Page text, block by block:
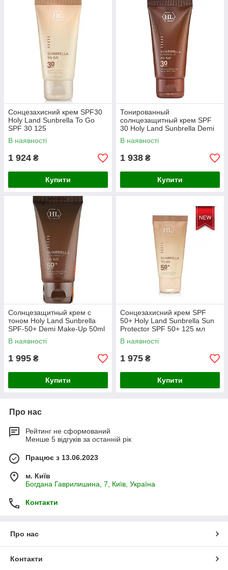
Сонцезахисний крем SPF30
Holy Land Sunbrella To Go
SPF 30 125
В наявності
1 924 ₴
Купити
Тонированный
солнцезащитный крем SPF
30 Holy Land Sunbrella Demi
Make-Up Sun Protector SPF
30 50 мл 125
В наявності
1 938 ₴
Купити
Солнцезащитный крем с
тоном Holy Land Sunbrella
SPF-50+ Demi Make-Up 50ml
125
В наявності
1 995 ₴
Купити
Сонцезахисний крем SPF
50+ Holy Land Sunbrella Sun
Protector SPF 50+ 125 мл
В наявності
1 975 ₴
Купити
Про нас
Рейтинг не сформований
Менше 5 відгуків за останній рік
Працює з 13.06.2023
м. Київ
Богдана Гаврилишина, 7, Київ, Україна
Контакти
Про нас
Контакти